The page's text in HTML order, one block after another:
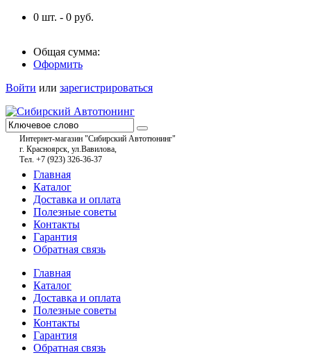
0 шт. - 0 руб.
Общая сумма:
Оформить
Войти или зарегистрироваться
Интернет-магазин "Сибирский Автотюнинг"
г. Красноярск, ул.Вавилова,
Тел. +7 (923) 326-36-37
Главная
Каталог
Доставка и оплата
Полезные советы
Контакты
Гарантия
Обратная связь
Главная
Каталог
Доставка и оплата
Полезные советы
Контакты
Гарантия
Обратная связь